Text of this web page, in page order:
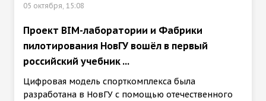
05 октября, 15:08
Проект BIM-лаборатории и Фабрики
пилотирования НовГУ вошёл в первый
российский учебник ...
Цифровая модель спорткомплекса была
разработана в НовГУ с помощью отечественного